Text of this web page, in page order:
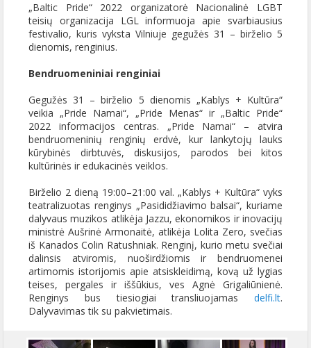
„Baltic Pride“ 2022 organizatorė Nacionalinė LGBT
teisių organizacija LGL informuoja apie svarbiausius
festivalio, kuris vyksta Vilniuje gegužės 31 – birželio 5
dienomis, renginius.
Bendruomeniniai renginiai
Gegužės 31 – birželio 5 dienomis „Kablys + Kultūra“
veikia „Pride Namai“, „Pride Menas“ ir „Baltic Pride“
2022 informacijos centras. „Pride Namai“ – atvira
bendruomeninių renginių erdvė, kur lankytojų lauks
kūrybinės dirbtuvės, diskusijos, parodos bei kitos
kultūrinės ir edukacinės veiklos.
Birželio 2 dieną 19:00–21:00 val. „Kablys + Kultūra“ vyks
teatralizuotas renginys „Pasididžiavimo balsai“, kuriame
dalyvaus muzikos atlikėja Jazzu, ekonomikos ir inovacijų
ministrė Aušrinė Armonaitė, atlikėja Lolita Zero, svečias
iš Kanados Colin Ratushniak. Renginį, kurio metu svečiai
dalinsis atviromis, nuoširdžiomis ir bendruomenei
artimomis istorijomis apie atsiskleidimą, kovą už lygias
teises, pergales ir iššūkius, ves Agnė Grigaliūnienė.
Renginys bus tiesiogiai transliuojamas delfi.lt.
Dalyvavimas tik su pakvietimais.